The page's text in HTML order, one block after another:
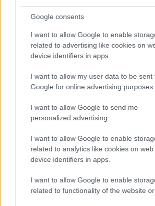
Google consents
I want to allow Google to enable
related to advertising like cookies on
device identifiers in apps.
I want to allow my user data to be sent
Google for online advertising purposes.
I want to allow Google to send me
personalized advertising.
I want to allow Google to enable
related to analytics like cookies on
device identifiers in apps.
I want to allow Google to enable
related to functionality of the website or
VECSEI H. MIKLÓS A ZSÁMBÉKI
SZÍNHÁZRÓL